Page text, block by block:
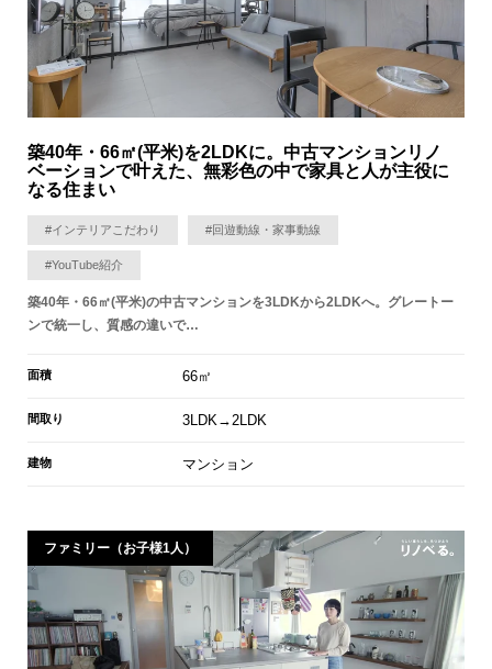
築40年・66㎡(平米)を2LDKに。中古マンションリノ
ベーションで叶えた、無彩色の中で家具と人が主役に
なる住まい
#インテリアこだわり #回遊動線・家事動線
#YouTube紹介
築40年・66㎡(平米)の中古マンションを3LDKから2LDKへ。グレートー
ンで統一し、質感の違いで…
面積 66㎡
間取り 3LDK→2LDK
建物 マンション
ファミリー（お子様1人）